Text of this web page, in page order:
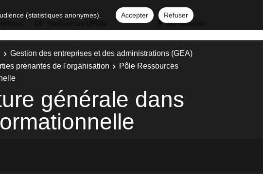
(statistiques anonymes). Accepter
Refuser
Ma sélection
Gestion des entreprises et des administrations (GEA)
prenantes de l'organisation
Pôle Ressources
générale dans